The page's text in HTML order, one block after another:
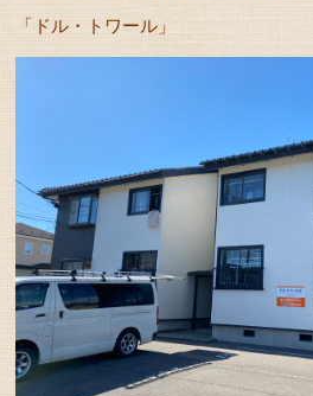
「ドル・トワール」